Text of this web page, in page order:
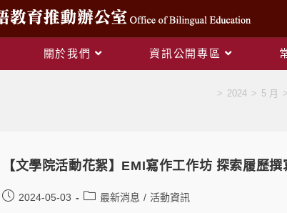
關於我們 資訊公開專區
> 2024 > 5 月 >
【文學院活動花絮】EMI寫作工作坊 探索履歷
2024-05-03 最新消息 / 活動資訊